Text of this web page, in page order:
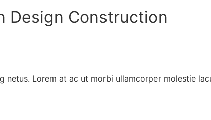
Design Construction
Lorem at ac ut morbi ullamcorper molestie